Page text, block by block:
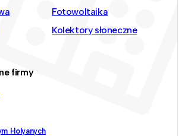
Fotowoltaika
Kolektory słoneczne
firmy
Holyanych